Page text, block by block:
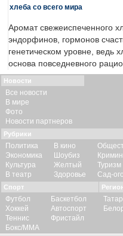
хлеба со всего мира
Аромат свежеиспеченного
эндорфинов, гормонов
генетическом уровне, ведь
основа повседневного
Новости
Все новости
В мире
Фото
Новости партнеров
Рубрики
Политика
Экономика
Культура
В театр
В кино
Шоубиз
Желтый
Здоровье
Туризм
Сад-
Спорт
Футбол
Хоккей
Теннис
Бокс/ММА
Баскетбол
Автоспорт
Фристайл